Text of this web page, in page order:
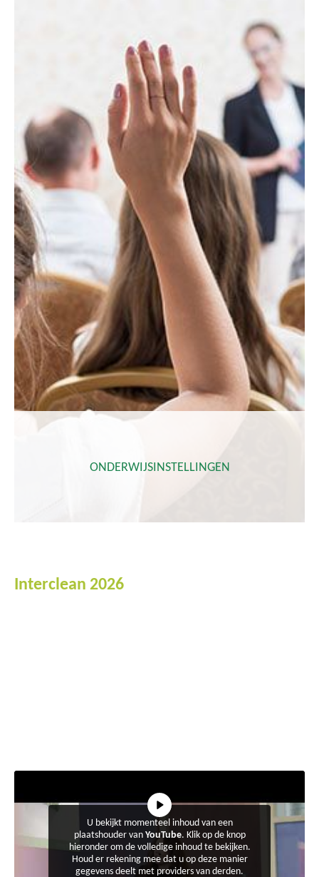
ONDERWIJSINSTELLINGEN
Interclean 2026
U bekijkt momenteel inhoud van een
plaatshouder vanYouTube. Klik op de knop
hieronder om de volledige inhoud te bekijken.
Houd er rekening mee dat u op deze manier
gegevens deelt met providers van derden.